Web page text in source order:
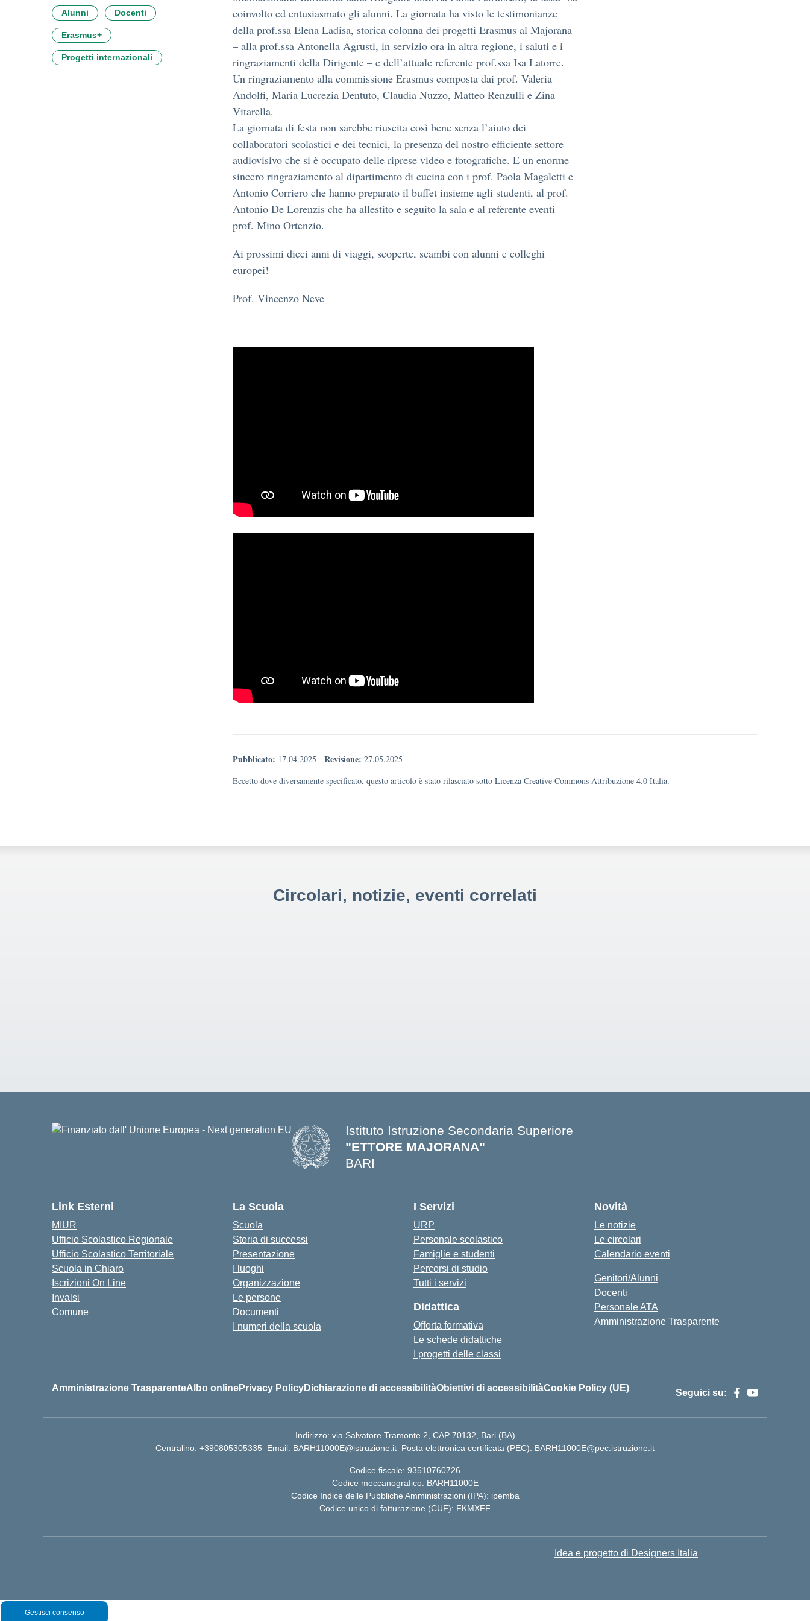
coinvolto ed entusiasmato gli alunni. La giornata ha visto le testimonianze
della prof.ssa Elena Ladisa, storica colonna dei progetti Erasmus al Majorana
– alla prof.ssa Antonella Agrusti, in servizio ora in altra regione, i saluti e i
ringraziamenti della Dirigente – e dell’attuale referente prof.ssa Isa Latorre.
Un ringraziamento alla commissione Erasmus composta dai prof. Valeria
Andolfi, Maria Lucrezia Dentuto, Claudia Nuzzo, Matteo Renzulli e Zina
Vitarella.
La giornata di festa non sarebbe riuscita così bene senza l’aiuto dei
collaboratori scolastici e dei tecnici, la presenza del nostro efficiente settore
audiovisivo che si è occupato delle riprese video e fotografiche. E un enorme
sincero ringraziamento al dipartimento di cucina con i prof. Paola Magaletti e
Antonio Corriero che hanno preparato il buffet insieme agli studenti, al prof.
Antonio De Lorenzis che ha allestito e seguito la sala e al referente eventi
prof. Mino Ortenzio.
Ai prossimi dieci anni di viaggi, scoperte, scambi con alunni e colleghi
europei!
Prof. Vincenzo Neve
Pubblicato: 17.04.2025 - Revisione: 27.05.2025
Eccetto dove diversamente specificato, questo articolo è stato rilasciato sotto Licenza Creative Commons Attribuzione 4.0 Italia.
Alunni Docenti
Erasmus+
Progetti internazionali
Circolari, notizie, eventi correlati
Istituto Istruzione Secondaria Superiore
"ETTORE MAJORANA"
BARI
Link Esterni
MIUR
Ufficio Scolastico Regionale
Ufficio Scolastico Territoriale
Scuola in Chiaro
Iscrizioni On Line
Invalsi
Comune
La Scuola
Scuola
Storia di successi
Presentazione
I luoghi
Organizzazione
Le persone
Documenti
I numeri della scuola
I Servizi
URP
Personale scolastico
Famiglie e studenti
Percorsi di studio
Tutti i servizi
Didattica
Offerta formativa
Le schede didattiche
I progetti delle classi
Novità
Le notizie
Le circolari
Calendario eventi
Genitori/Alunni
Docenti
Personale ATA
Amministrazione Trasparente
Amministrazione TrasparenteAlbo onlinePrivacy PolicyDichiarazione di accessibilitàObiettivi di accessibilitàCookie Policy (UE) Seguici su:
Indirizzo: via Salvatore Tramonte 2, CAP 70132, Bari (BA)
Centralino: +390805305335 Email: BARH11000E@istruzione.it Posta elettronica certificata (PEC): BARH11000E@pec.istruzione.it
Codice fiscale: 93510760726
Codice meccanografico: BARH11000E
Codice Indice delle Pubbliche Amministrazioni (IPA): ipemba
Codice unico di fatturazione (CUF): FKMXFF
Idea e progetto di Designers Italia
Gestisci consenso